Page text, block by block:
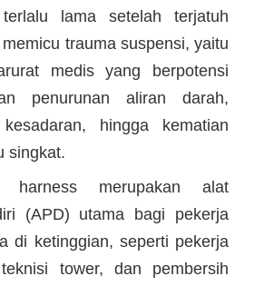
lama setelah terjatuh
trauma suspensi, yaitu
medis yang berpotensi
penurunan aliran darah,
kesadaran, hingga kematian
singkat.
merupakan alat
(APD) utama bagi pekerja
di ketinggian, seperti pekerja
tower, dan pembersih